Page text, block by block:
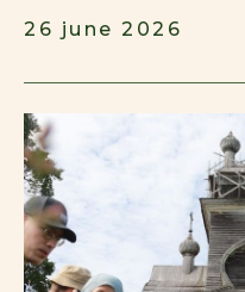
26 june 2026